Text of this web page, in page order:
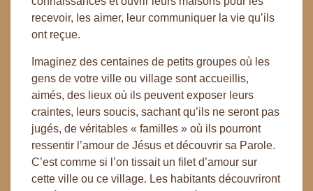
recevoir, les aimer, leur communiquer la vie qu’ils
ont reçue.
Imaginez des centaines de petits groupes où les
gens de votre ville ou village sont accueillis,
aimés, des lieux où ils peuvent exposer leurs
craintes, leurs soucis, sachant qu’ils ne seront pas
jugés, de véritables « familles » où ils pourront
ressentir l’amour de Jésus et découvrir sa Parole.
C’est comme si l’on tissait un filet d’amour sur
cette ville ou ce village. Les habitants découvriront